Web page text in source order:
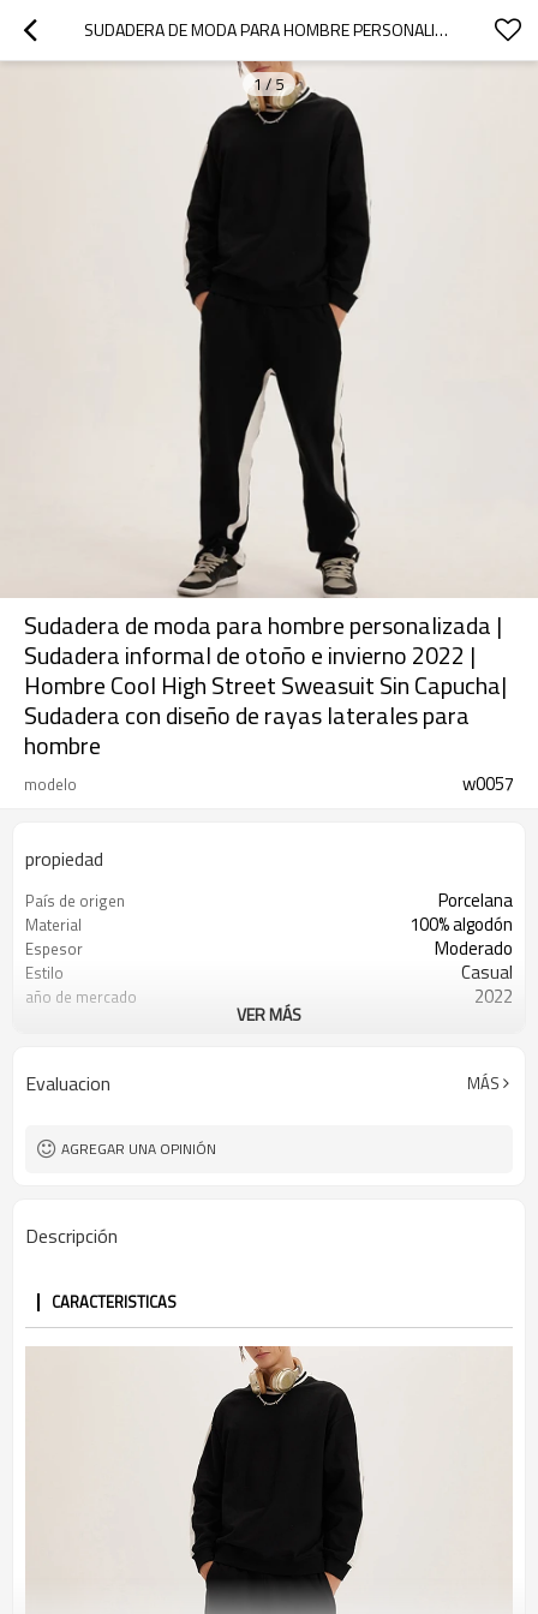
SUDADERA DE MODA PARA HOMBRE PERSONALIZADA | SUDADERA INFORMAL DE OTOÑO E INVIERNO 2022 | HOMBRE COOL HIGH STREET SWEASUIT SIN CAPUCHA| SUDADERA CON DISEÑO DE RAYAS LATERALES PARA HOMBRE
1/5
Sudadera de moda para hombre personalizada |
Sudadera informal de otoño e invierno 2022 |
Hombre Cool High Street Sweasuit Sin Capucha|
Sudadera con diseño de rayas laterales para
hombre
modelo w0057
propiedad
País de origen Porcelana
Material 100% algodón
Espesor Moderado
Estilo Casual
año de mercado 2022
VER MÁS
Evaluacion MÁS
AGREGAR UNA OPINIÓN
Descripción
CARACTERISTICAS